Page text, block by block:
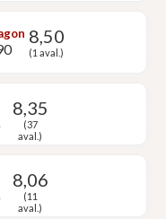
8,50
(1 aval.)
8,35
(37
aval.)
8,06
(11
aval.)